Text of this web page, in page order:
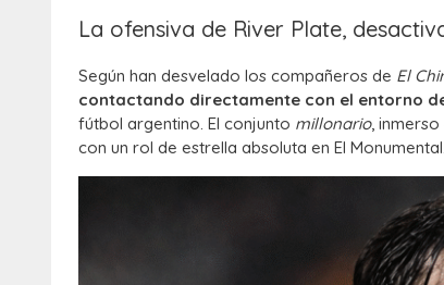
La ofensiva de River Plate,
Según han desvelado los compañeros de El
contactando directamente con el entorno
fútbol argentino. El conjunto millonario,
con un rol de estrella absoluta en El Monumental.